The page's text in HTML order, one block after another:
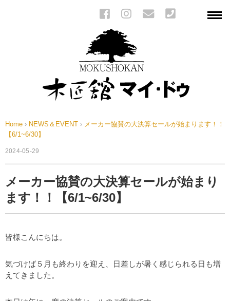
Home › NEWS＆EVENT › メーカー協賛の大決算セールが始まります！！
【6/1~6/30】
2024-05-29
メーカー協賛の大決算セールが始まり
ます！！【6/1~6/30】
皆様こんにちは。
気づけば５月も終わりを迎え、日差しが暑く感じられる日も増
えてきました。